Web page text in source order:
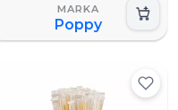
Poppy